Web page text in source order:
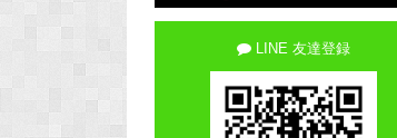
LINE 友達登録